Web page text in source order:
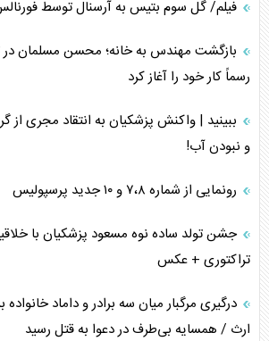
فیلم/ گل سوم بتیس به آرسنال توسط
بازگشت مهندس به خانه؛ محسن مسلمان در
رسماً کار خود را آغاز کرد
ببینید | واکنش پزشکیان به انتقاد مجری از
و نبودن آب!
رونمایی از شماره ۷،۸ و ۱۰ جدید پرسپولیس
جشن تولد ساده نوه مسعود پزشکیان با
تراکتوری + عکس
درگیری مرگبار میان سه برادر و داماد
ارث / همسایه بی‌طرف در دعوا به قتل رسید